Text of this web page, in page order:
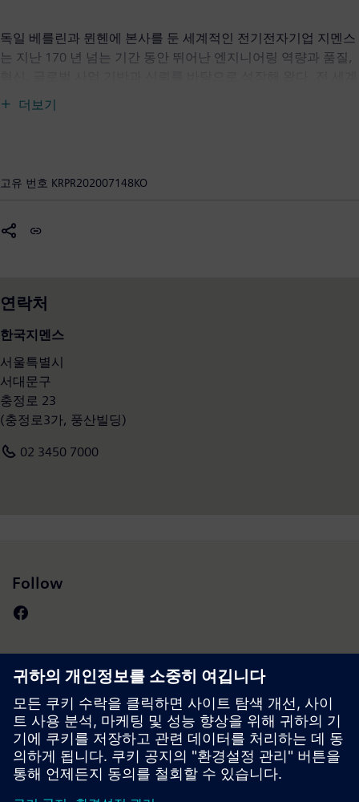
독일 베를린과 뮌헨에 본사를 둔 세계적인 전기전자기업 지멘스
는 지난 170 년 넘는 기간 동안 뛰어난 엔지니어링 역량과 품질,
를 무대로 사업을 펼치고 있는 지멘스는 발전 및 송전을 비롯해
빌딩과 송전 시스템에 적용되는 지능형 인프라, 제조업의 자동
장 계열사인 지멘스 헬시니어스와 지멘스-가메사 리뉴어블 에너
스케어 서비스와, 해상 및 육상풍력발전을 위한 친환경 솔루션
1950년대 국내에 진출한 한국지멘스는 선진기술과 글로벌 경험
을 바탕으로 국내 기업과의 상생을 위한 다양한 사업 협력과 적
극적인 투자, 개발 활동에 앞장서고 있다. 또한 국내에서 다양한
사회공헌 활동을 펼치는 한편, 한국의 우수한 인재 양성을 위해
국내 여러 대학들과 산학협력 관계를 맺고 있다.
www.siemens.co.kr
더보기
고유 번호 KRPR202007148KO
연락처
한국지멘스
서울특별시
서대문구
충정로 23
(충정로3가, 풍산빌딩)
02 3450 7000
Follow
© Siemens 1996 – 2026
Corporate Information
Privacy Notice